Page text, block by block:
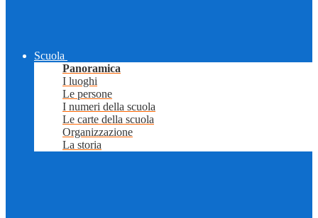
Scuola
Panoramica
I luoghi
Le persone
I numeri della scuola
Le carte della scuola
Organizzazione
La storia